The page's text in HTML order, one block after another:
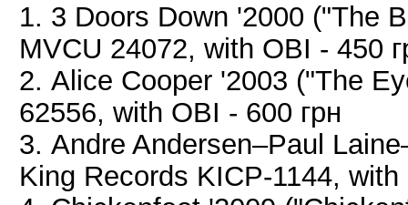
1. 3 Doors Down '2000 ("The
MVCU 24072, with OBI - 450
2. Alice Cooper '2003 ("The
62556, with OBI - 600 грн
3. Andre Andersen–Paul
King Records KICP-1144, with